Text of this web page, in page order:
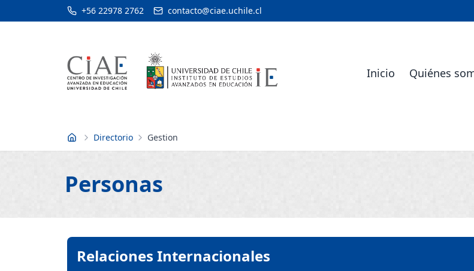
+56 22978 2762 contacto@ciae.uchile.cl
Inicio Quiénes
Inicio Directorio Gestion
Personas
Relaciones Internacionales